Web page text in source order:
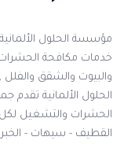
مؤسسة الحلول
خدمات مكافحة
والبيوت والشقق
الحلول الألمانية تقدم
الحشرات والتشغيل
القطيف - سيهات - الخبر